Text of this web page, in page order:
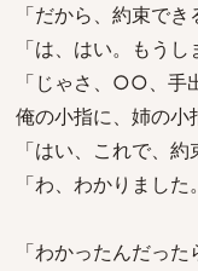
「だから、約束でき
「は、はい。もうし
「じゃさ、○○、手
俺の小指に、姉の小
「はい、これで、
「わ、わかりました
「わかったんだった